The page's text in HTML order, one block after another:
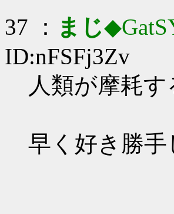
37 ： まじ
ID:nFSFj3Zv
人類が摩耗
早く好き勝